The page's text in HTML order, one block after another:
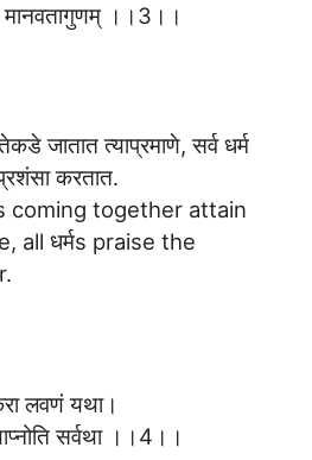
मानवतागुणम् ।।3।।
जातात त्याप्रमाणे, सर्व धर्म
करतात.
coming together attain
all धर्मs praise the
लवणं यथा।
सर्वथा ।।4।।